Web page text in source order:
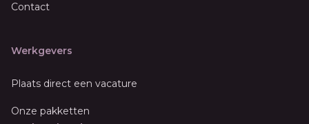
Contact
Werkgevers
Plaats direct een vacature
Onze pakketten